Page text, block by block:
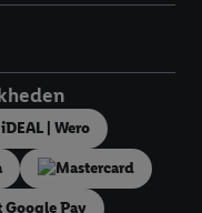
je hebt opgegeven in
in diensten van
mailadres ook worden
met identifiers die
retargeting
producten waarin je